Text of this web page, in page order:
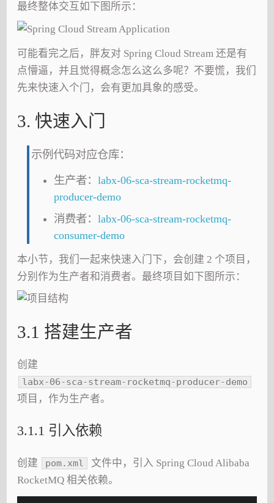
最终整体交互如下图所示：
可能看完之后，胖友对 Spring Cloud Stream 还是有
点懵逼，并且觉得概念怎么这么多呢？不要慌，我们
先来快速入个门，会有更加具象的感受。
3. 快速入门
示例代码对应仓库：
生产者：labx-06-sca-stream-rocketmq-
producer-demo
消费者：labx-06-sca-stream-rocketmq-
consumer-demo
本小节，我们一起来快速入门下，会创建 2 个项目，
分别作为生产者和消费者。最终项目如下图所示：
3.1 搭建生产者
创建
labx-06-sca-stream-rocketmq-producer-demo
项目，作为生产者。
3.1.1 引入依赖
创建 pom.xml
文件中，引入 Spring Cloud Alibaba
RocketMQ 相关依赖。